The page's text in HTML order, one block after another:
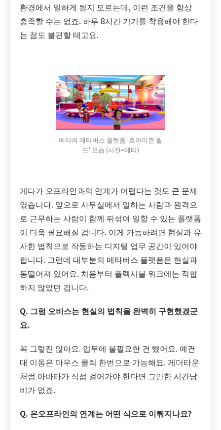
환경에서 일하게 될지 모르는데, 이런 조건을 항상
충족할 수는 없죠. 하루 8시간 기기를 착용해야 한다
는 점도 불편할 테고요.
메타의 메타버스 플랫폼 '호라이즌 월
드' 모습 (사진=메타)
게다가 오프라인과의 연계가 어렵다는 것도 큰 문제
였습니다. 앞으로 사무실에서 일하는 사람과 원격으
로 근무하는 사람이 함께 뒤섞여 일할 수 있는 플랫폼
이 더욱 필요해질 겁니다. 이게 가능하려면 현실과 유
사한 법칙으로 작동하는 디지털 업무 공간이 있어야
합니다. 그런데 대부분의 메타버스 플랫폼은 현실과
동떨어져 있어요. 처음부터 플렉시블 워크에는 적합
하지 않았던 겁니다.
Q. 그럼 오비스는 현실의 법칙을 완벽히 구현했겠군
요.
꼭 그렇진 않아요. 업무에 불필요한 건 뺐어요. 예컨
대 이동은 마우스 클릭 한번으로 가능해요. 게더타운
처럼 아바타가 직접 걸어가야 한다면 그만한 시간낭
비가 없죠.
Q. 온오프라인의 연계는 어떤 식으로 이뤄지나요?